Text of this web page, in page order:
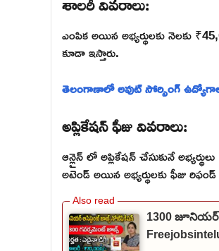
ఎంపిక అయిన అభ్యర్థులకు నెలకు
కూడా ఇస్తారు.
తెలంగాణాలో అవుట్ సోర్సింగ్
అప్లికేషన్ ఫీజు వివరాలు:
ఆన్లైన్ లో అప్లికేషన్ చేసుకునే
అటెండ్ అయిన అభ్యర్థులకు ఫీజు
1300 జూనియర్